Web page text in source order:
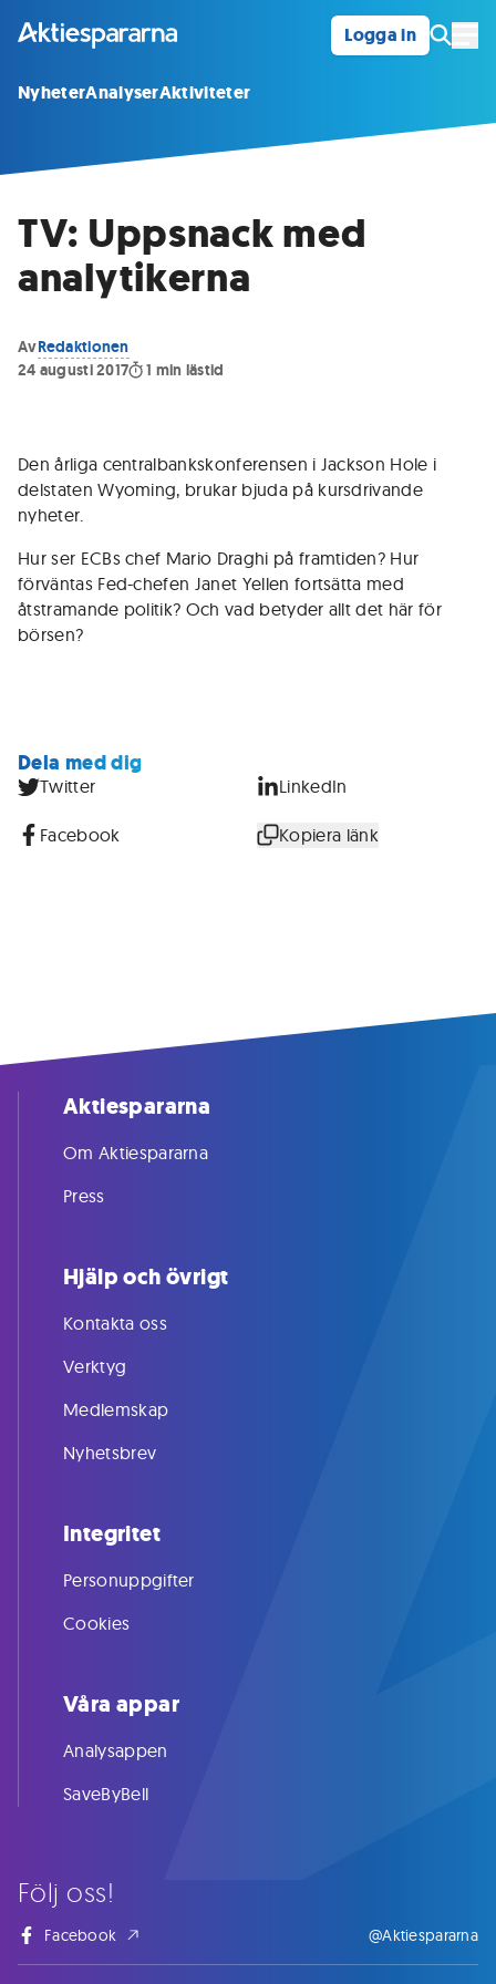
Logga in
NyheterAnalyserAktiviteter
TV: Uppsnack med
analytikerna
AvRedaktionen
24 augusti 2017
1 min lästid
Den årliga centralbankskonferensen i Jackson Hole i
delstaten Wyoming, brukar bjuda på kursdrivande
nyheter.
Hur ser ECBs chef Mario Draghi på framtiden? Hur
förväntas Fed-chefen Janet Yellen fortsätta med
åtstramande politik? Och vad betyder allt det här för
börsen?
Dela med dig
Twitter LinkedIn
Facebook Kopiera länk
Följ oss!
Facebook @Aktiespararna
Aktiespararna
Om Aktiespararna
Press
Hjälp och övrigt
Kontakta oss
Verktyg
Medlemskap
Nyhetsbrev
Integritet
Personuppgifter
Cookies
Våra appar
Analysappen
SaveByBell